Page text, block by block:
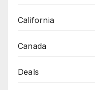
California
Canada
Deals